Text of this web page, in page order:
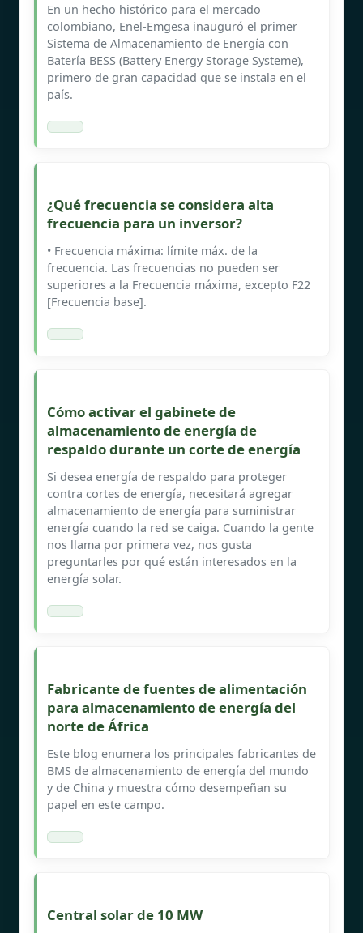
En un hecho histórico para el mercado
colombiano, Enel-Emgesa inauguró el primer
Sistema de Almacenamiento de Energía con
Batería BESS (Battery Energy Storage Systeme),
primero de gran capacidad que se instala en el
país.
¿Qué frecuencia se considera alta
frecuencia para un inversor?
• Frecuencia máxima: límite máx. de la
frecuencia. Las frecuencias no pueden ser
superiores a la Frecuencia máxima, excepto F22
[Frecuencia base].
Cómo activar el gabinete de
almacenamiento de energía de
respaldo durante un corte de energía
Si desea energía de respaldo para proteger
contra cortes de energía, necesitará agregar
almacenamiento de energía para suministrar
energía cuando la red se caiga. Cuando la gente
nos llama por primera vez, nos gusta
preguntarles por qué están interesados en la
energía solar.
Fabricante de fuentes de alimentación
para almacenamiento de energía del
norte de África
Este blog enumera los principales fabricantes de
BMS de almacenamiento de energía del mundo
y de China y muestra cómo desempeñan su
papel en este campo.
Central solar de 10 MW